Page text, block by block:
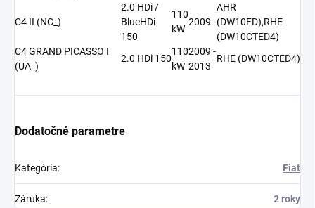
C4 II (NC_)
2.0 HDi /
BlueHDi
150
110
kW
2009 -
AHR
(DW10FD),RHE
(DW10CTED4)
C4 GRAND PICASSO I
(UA_)
2.0 HDi 150
110
kW
2009 -
2013
RHE (DW10CTED4)
Dodatočné parametre
Kategória: Fiat
Záruka: 2 roky